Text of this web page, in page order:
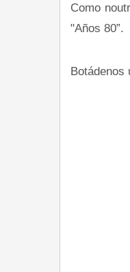
Como
"Años 80”.
Botádenos